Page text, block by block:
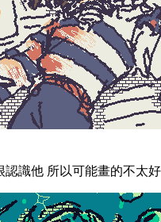
認識他 所以可能畫的不太